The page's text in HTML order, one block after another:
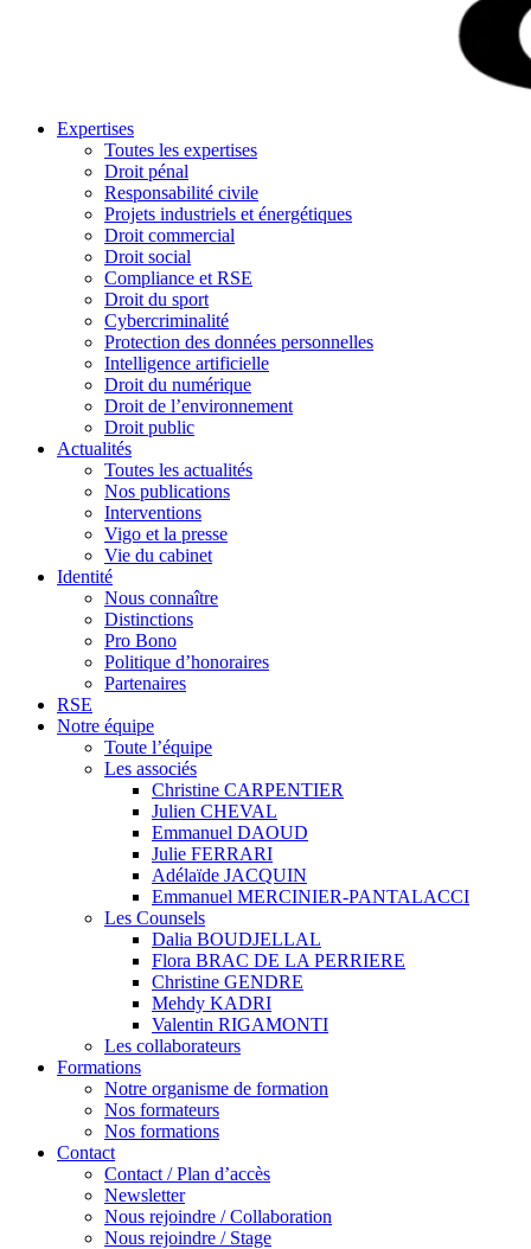
Expertises
Toutes les expertises
Droit pénal
Responsabilité civile
Projets industriels et énergétiques
Droit commercial
Droit social
Compliance et RSE
Droit du sport
Cybercriminalité
Protection des données personnelles
Intelligence artificielle
Droit du numérique
Droit de l’environnement
Droit public
Actualités
Toutes les actualités
Nos publications
Interventions
Vigo et la presse
Vie du cabinet
Identité
Nous connaître
Distinctions
Pro Bono
Politique d’honoraires
Partenaires
RSE
Notre équipe
Toute l’équipe
Les associés
Christine CARPENTIER
Julien CHEVAL
Emmanuel DAOUD
Julie FERRARI
Adélaïde JACQUIN
Emmanuel MERCINIER-PANTALACCI
Les Counsels
Dalia BOUDJELLAL
Flora BRAC DE LA PERRIERE
Christine GENDRE
Mehdy KADRI
Valentin RIGAMONTI
Les collaborateurs
Formations
Notre organisme de formation
Nos formateurs
Nos formations
Contact
Contact / Plan d’accès
Newsletter
Nous rejoindre / Collaboration
Nous rejoindre / Stage